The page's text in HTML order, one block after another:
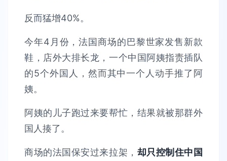
反而猛增40%。
今年4月份，法国商场的巴黎世家发售新款
鞋，店外大排长龙，一个中国阿姨指责插队
的5个外国人，然而其中一个人动手推了阿
姨。
阿姨的儿子跑过来要帮忙，结果就被那群外
国人揍了。
商场的法国保安过来拉架， 却只控制住中国